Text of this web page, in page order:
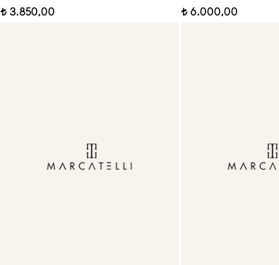
t3.850,00 t6.000,00